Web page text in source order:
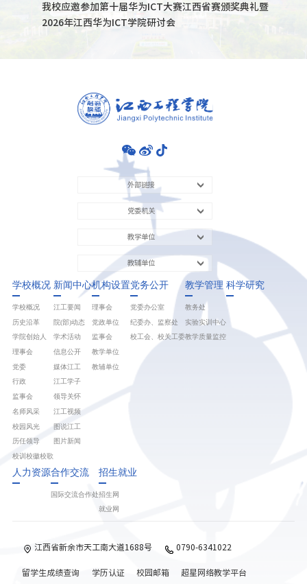
我校应邀参加第十届华为ICT大赛江西省赛颁奖典礼暨
2026年江西华为ICT学院研讨会
外部链接
党委机关
教学单位
教辅单位
学校概况
学校概况
历史沿革
学院创始人
理事会
党委
行政
监事会
名师风采
校园风光
历任领导
校训校徽校歌
新闻中心
江工要闻
院(部)动态
学术活动
信息公开
媒体江工
江工学子
领导关怀
江工视频
图说江工
图片新闻
机构设置
理事会
党政单位
监事会
教学单位
教辅单位
党务公开
党委办公室
纪委办、监察处
校工会、校关工委
教学管理
教务处
实验实训中心
教学质量监控
科学研究
人力资源合作交流
国际交流合作处
招生就业
招生网
就业网
江西省新余市天工南大道1688号 0790-6341022
留学生成绩查询 学历认证 校园邮箱 超星网络教学平台